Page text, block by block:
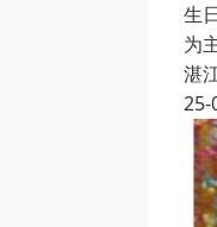
生
为
湛
25-